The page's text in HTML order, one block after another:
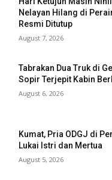
Bangun Jaringan
Diskriminasi
Nelayan Hilang di
Resmi Ditutup
August 7, 2026
Tabrakan Dua Truk di
Sopir Terjepit Kabin
August 6, 2026
Kumat, Pria ODGJ di
Lukai Istri dan Mertua
August 5, 2026